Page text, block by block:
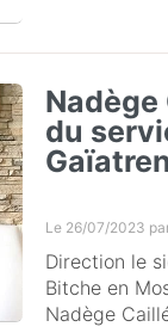
du
Le 26/07/2023
Direction le
Bitche en
Nadège